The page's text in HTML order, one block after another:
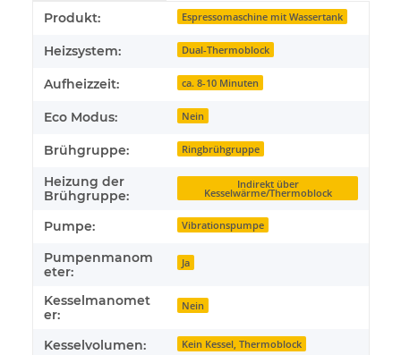
Produkteigenschaft
Wert
Produkt: Espressomaschine mit Wassertank
Heizsystem: Dual-Thermoblock
Aufheizzeit: ca. 8-10 Minuten
Eco Modus: Nein
Brühgruppe: Ringbrühgruppe
Heizung der
Brühgruppe:
Indirekt über
Kesselwärme/Thermoblock
Pumpe: Vibrationspumpe
Pumpenmanom
eter:
Ja
Kesselmanomet
er:
Nein
Kesselvolumen: Kein Kessel, Thermoblock